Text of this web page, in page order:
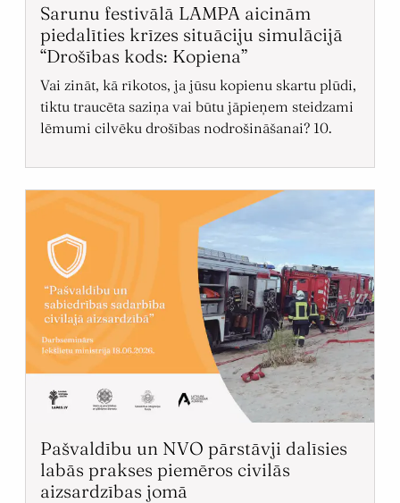
Sarunu festivālā LAMPA aicinām
piedalīties krīzes situāciju simulācijā
“Drošības kods: Kopiena”
Vai zināt, kā rīkotos, ja jūsu kopienu skartu plūdi,
tiktu traucēta saziņa vai būtu jāpieņem steidzami
lēmumi cilvēku drošības nodrošināšanai? 10.
Pašvaldību un NVO pārstāvji dalīsies
labās prakses piemēros civilās
aizsardzības jomā